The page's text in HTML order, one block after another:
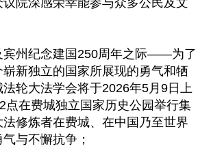
院深感荣幸能参与众多公民及文
宾州纪念建国250周年之际——为了
新独立的国家所展现的勇气和牺
轮大法学会将于2026年5月9日上
点在费城独立国家历史公园举行集
修炼者在费城、在中国乃至世界
与不懈抗争；